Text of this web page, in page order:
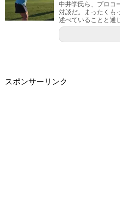
中井学氏ら、プロコ
対談だ。まったくも
述べていることと通
スポンサーリンク